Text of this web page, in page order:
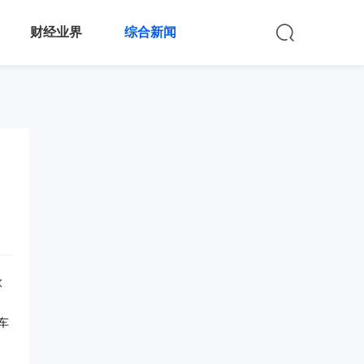
财经业界 综合新闻